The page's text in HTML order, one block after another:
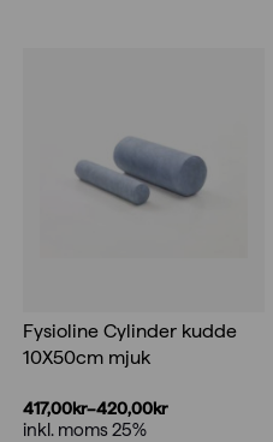
Fysioline Cylinder kudde
10X50cm mjuk
417,00kr–420,00kr
Prisintervall:
inkl. moms 25%